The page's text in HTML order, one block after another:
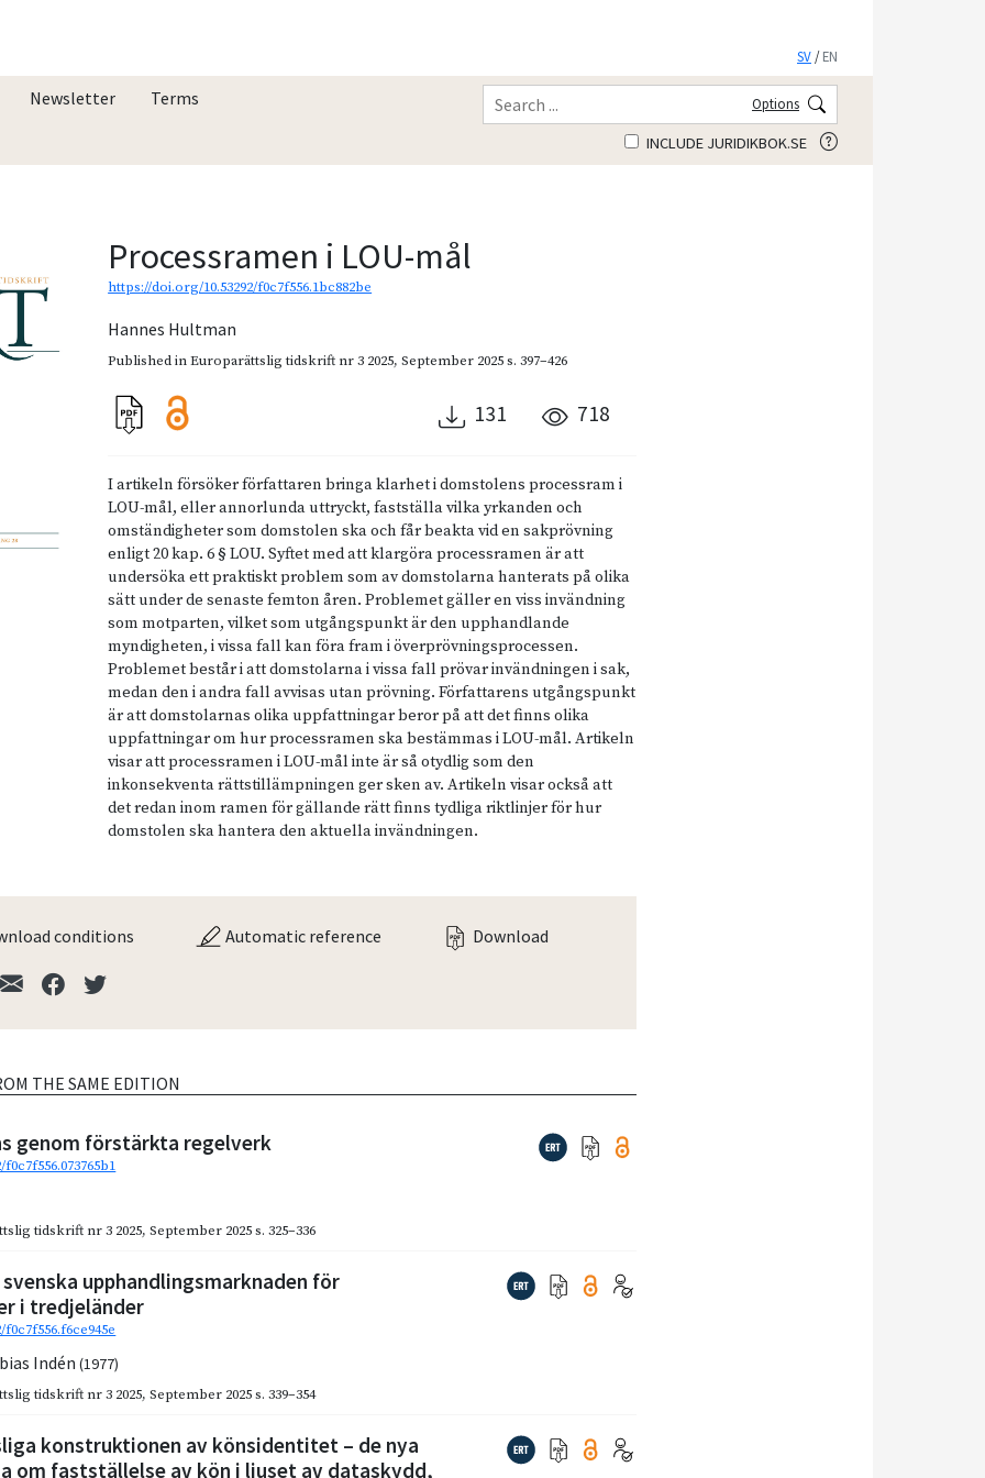
SV /EN
Newsletter Terms Options
INCLUDE JURIDIKBOK.SE
Processramen i LOU-mål
https://doi.org/10.53292/f0c7f556.1bc882be
Hannes Hultman
Published inEuroparättslig tidskrift nr 3 2025,September 2025s. 397–426
131 718
I artikeln försöker författaren bringa klarhet i domstolens processram i
LOU-mål, eller annorlunda uttryckt, fastställa vilka yrkanden och
omständigheter som domstolen ska och får beakta vid en sakprövning
enligt 20 kap. 6 § LOU. Syftet med att klargöra processramen är att
undersöka ett praktiskt problem som av domstolarna hanterats på olika
sätt under de senaste femton åren. Problemet gäller en viss invändning
som motparten, vilket som utgångspunkt är den upphandlande
myndigheten, i vissa fall kan föra fram i överprövningsprocessen.
Problemet består i att domstolarna i vissa fall prövar invändningen i sak,
medan den i andra fall avvisas utan prövning. Författarens utgångspunkt
är att domstolarnas olika uppfattningar beror på att det finns olika
uppfattningar om hur processramen ska bestämmas i LOU-mål. Artikeln
visar att processramen i LOU-mål inte är så otydlig som den
inkonsekventa rättstillämpningen ger sken av. Artikeln visar också att
det redan inom ramen för gällande rätt finns tydliga riktlinjer för hur
domstolen ska hantera den aktuella invändningen.
conditions Automatic reference Download
THE SAME EDITION
genom förstärkta regelverk
tidskrift nr 3 2025,September 2025 s. 325–336
upphandlingsmarknaden för
i tredjeländer
Indén(1977)
tidskrift nr 3 2025,September 2025 s. 339–354
konstruktionen av könsidentitet – de nya
om fastställelse av kön i ljuset av dataskydd,